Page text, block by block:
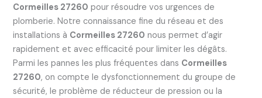
Cormeilles 27260 pour résoudre vos urgences de
plomberie. Notre connaissance fine du réseau et des
installations à Cormeilles 27260 nous permet d’agir
rapidement et avec efficacité pour limiter les dégâts.
Parmi les pannes les plus fréquentes dans Cormeilles
27260, on compte le dysfonctionnement du groupe de
sécurité, le problème de réducteur de pression ou la